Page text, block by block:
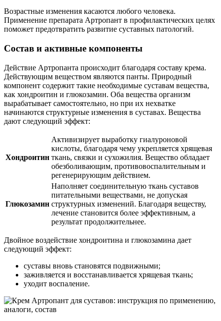
Возрастные изменения касаются любого человека.
Применение препарата Артропант в профилактических целях
поможет предотвратить развитие суставных патологий.
Состав и активные компоненты
Действие Артропанта происходит благодаря составу крема.
Действующим веществом являются панты. Природный
компонент содержит такие необходимые суставам вещества,
как хондроитин и глюкозамин. Оба вещества организм
вырабатывает самостоятельно, но при их нехватке
начинаются структурные изменения в суставах. Вещества
дают следующий эффект:
Хондроитин
Активизирует выработку гиалуроновой
кислоты, благодаря чему укрепляется хрящевая
ткань, связки и сухожилия. Вещество обладает
обезболивающим, противовоспалительным и
регенерирующим действием.
Глюкозамин
Наполняет соединительную ткань суставов
питательными веществами, не допуская
структурных изменений. Благодаря веществу,
лечение становится более эффективным, а
результат продолжительнее.
Двойное воздействие хондроитина и глюкозамина дает
следующий эффект:
суставы вновь становятся подвижными;
заживляется и восстанавливается хрящевая ткань;
уходит воспаление.